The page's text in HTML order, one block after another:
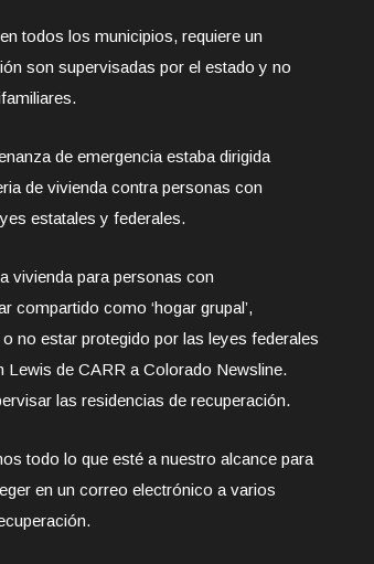
todos los municipios, requiere un
son supervisadas por el estado y no
de emergencia estaba dirigida
de vivienda contra personas con
estatales y federales.
vivienda para personas con
compartido como ‘hogar grupal’,
no estar protegido por las leyes federales
Lewis de CARR a Colorado Newsline.
las residencias de recuperación.
todo lo que esté a nuestro alcance para
en un correo electrónico a varios